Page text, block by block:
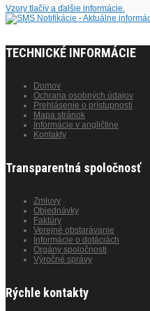
Vzory tlačív a ďalšie informácie.
TECHNICKÉ INFORMÁCIE
Domov
Ochrana osobných údajov
Prehlásenie o prístupnosti
Mapa stránok
Informácie v angličtine
Kontakty
Transparentná spoločnosť
Zmluvy
Objednávky
Faktúry
Verejné obstarávanie
Informácie o dotáciách
Orgány spoločnosti
Výročné správy
Rýchle kontakty